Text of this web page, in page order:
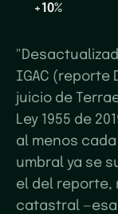
+10%
IGAC (reporte
juicio de
Ley 1955 de
al menos
umbral ya se
el del reporte,
catastral